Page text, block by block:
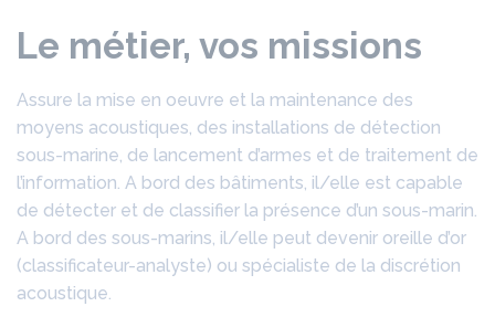
Le métier, vos missions
Assure la mise en oeuvre et la maintenance des
moyens acoustiques, des installations de détection
sous-marine, de lancement d’armes et de traitement de
l’information. A bord des bâtiments, il/elle est capable
de détecter et de classifier la présence d’un sous-marin.
A bord des sous-marins, il/elle peut devenir oreille d’or
(classificateur-analyste) ou spécialiste de la discrétion
acoustique.